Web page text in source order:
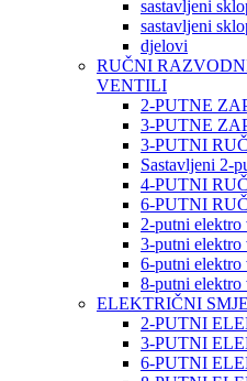
sastavljeni
sastavljeni
djelovi
RUČNI
VENTILI
2-PUTNE
3-PUTNE
3-PUTNI
Sastavljeni 2-
4-PUTNI
6-PUTNI
2-putni elektro
3-putni elektro
6-putni elektro
8-putni elektro
ELEKTRIČNI
2-PUTNI
3-PUTNI
6-PUTNI